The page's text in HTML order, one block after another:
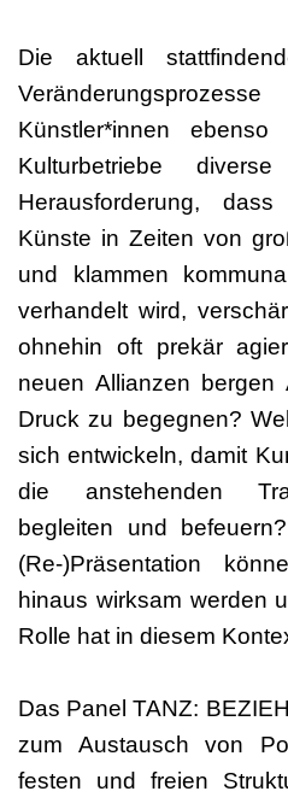
Die aktuell
Künstler*innen
Kulturbetriebe
Herausforderung,
Künste in Zeiten von
und klammen
verhandelt wird,
ohnehin oft prekär
neuen Allianzen bergen
Druck zu begegnen?
sich entwickeln, damit
die anstehenden
begleiten und
(Re-)Präsentation
hinaus wirksam werden
Rolle hat in diesem
Das Panel TANZ:
zum Austausch von
festen und freien